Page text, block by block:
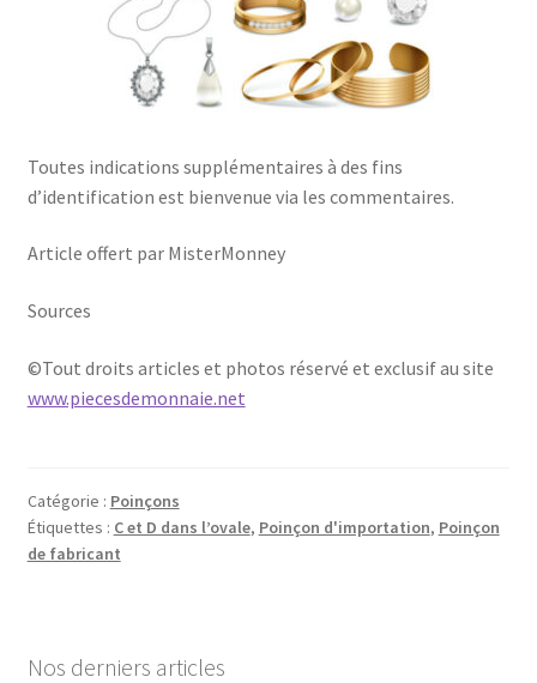
Toutes indications supplémentaires à des fins
d’identification est bienvenue via les commentaires.
Article offert par MisterMonney
Sources
©Tout droits articles et photos réservé et exclusif au site
www.piecesdemonnaie.net
Catégorie : Poinçons
Étiquettes : C et D dans l’ovale, Poinçon d'importation, Poinçon
de fabricant
Nos derniers articles